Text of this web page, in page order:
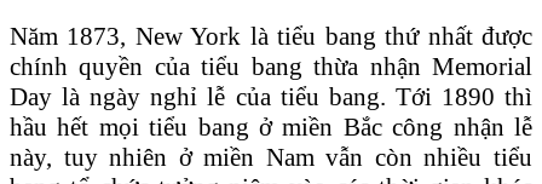
Năm 1873, New York là tiểu bang thứ nhất được
chính quyền của tiểu bang thừa nhận Memorial
Day là ngày nghỉ lễ của tiểu bang. Tới 1890 thì
hầu hết mọi tiểu bang ở miền Bắc công nhận lễ
này, tuy nhiên ở miền Nam vẫn còn nhiều tiểu